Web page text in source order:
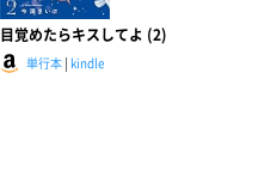
目覚めたらキスしてよ (2)
単行本| kindle